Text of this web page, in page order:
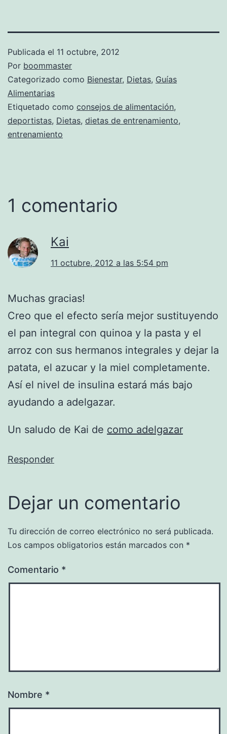
Publicada el 11 octubre, 2012
Por boommaster
Categorizado como Bienestar, Dietas, Guías
Alimentarias
Etiquetado como consejos de alimentación,
deportistas, Dietas, dietas de entrenamiento,
entrenamiento
1 comentario
Kai
11 octubre, 2012 a las 5:54 pm
Muchas gracias!
Creo que el efecto sería mejor sustituyendo
el pan integral con quinoa y la pasta y el
arroz con sus hermanos integrales y dejar la
patata, el azucar y la miel completamente.
Así el nivel de insulina estará más bajo
ayudando a adelgazar.
Un saludo de Kai de como adelgazar
Responder
Dejar un comentario
Tu dirección de correo electrónico no será publicada.
Los campos obligatorios están marcados con *
Comentario *
Nombre *